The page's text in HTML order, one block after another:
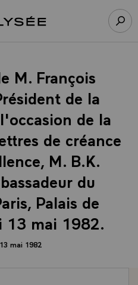
Retour à l’accueil Élysée
M. François
de la
de la
de créance
M. B.K.
du
Palais de
13 mai 1982.
mai 1982